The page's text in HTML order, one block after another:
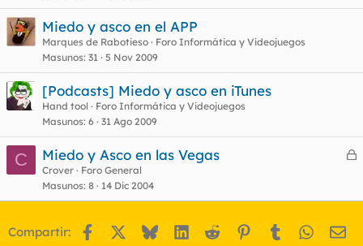
r
Miedo y asco en el APP
Marques de Rabotieso
Foro Informática y Videojuegos
Masunos 31 5 Nov 2009
[Podcasts] Miedo y asco en iTunes
Hand tool
Foro Informática y Videojuegos
Masunos 6 31 Ago 2009
C
C
r
Miedo y Asco en las Vegas
Crover
Foro General
Masunos 8 14 Dic 2004
Compartir: Facebook BlueskyLinkedIn
Reddit Pinterest
Tumblr